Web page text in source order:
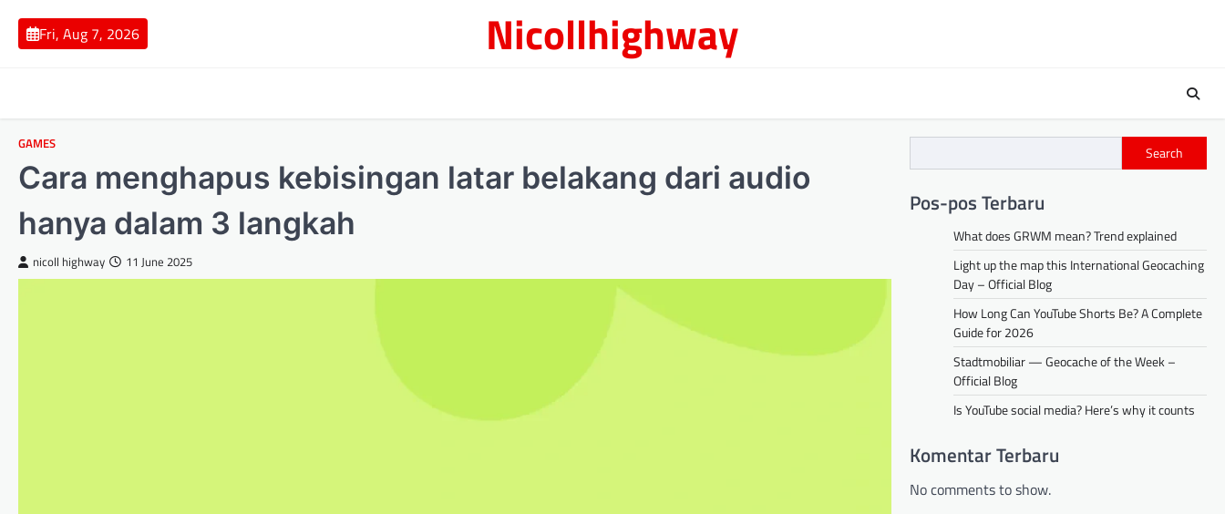
content
Fri, Aug 7, 2026 Nicollhighway
GAMES
Cara menghapus kebisingan latar belakang dari audio
hanya dalam 3 langkah
nicoll highway 11 June 2025
Search
Pos-pos Terbaru
What does GRWM mean? Trend explained
Light up the map this International Geocaching
Day – Official Blog
How Long Can YouTube Shorts Be? A Complete
Guide for 2026
Stadtmobiliar — Geocache of the Week –
Official Blog
Is YouTube social media? Here’s why it counts
Komentar Terbaru
No comments to show.